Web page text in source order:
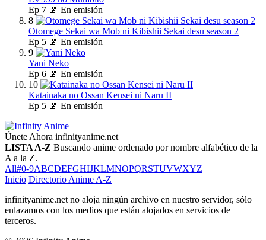
Ep 7 📡 En emisión
8
Otomege Sekai wa Mob ni Kibishii Sekai desu season 2
Ep 5 📡 En emisión
9
Yani Neko
Ep 6 📡 En emisión
10
Katainaka no Ossan Kensei ni Naru II
Ep 5 📡 En emisión
Únete Ahora infinityanime.net
LISTA A-Z Buscando anime ordenado por nombre alfabético de la
A a la Z.
All#0-9ABCDEFGHIJKLMNOPQRSTUVWXYZ
Inicio Directorio Anime A-Z
infinityanime.net no aloja ningún archivo en nuestro servidor, sólo
enlazamos con los medios que están alojados en servicios de
terceros.